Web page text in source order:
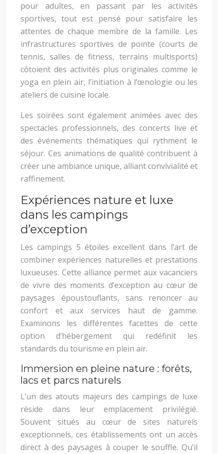
pour adultes, en passant par les activités
sportives, tout est pensé pour satisfaire les
attentes de chaque membre de la famille. Les
infrastructures sportives de pointe (courts de
tennis, salles de fitness, terrains multisports)
côtoient des activités plus originales comme le
yoga en plein air, l’initiation à l’œnologie ou les
ateliers de cuisine locale.
Les soirées sont également animées avec des
spectacles professionnels, des concerts live et
des événements thématiques qui rythment le
séjour. Ces animations de qualité contribuent à
créer une ambiance unique, alliant convivialité et
raffinement.
Expériences nature et luxe
dans les campings
d’exception
Les campings 5 étoiles excellent dans l’art de
combiner expériences naturelles et prestations
luxueuses. Cette alliance permet aux vacanciers
de vivre des moments d’exception au cœur de
paysages époustouflants, sans renoncer au
confort et aux services haut de gamme.
Examinons les différentes facettes de cette
option d’hébergement qui redéfinit les
standards du tourisme en plein air.
Immersion en pleine nature : forêts,
lacs et parcs naturels
L’un des atouts majeurs des campings de luxe
réside dans leur emplacement privilégié.
Souvent situés au cœur de sites naturels
exceptionnels, ces établissements ont un accès
direct à des paysages à couper le souffle. Qu’il